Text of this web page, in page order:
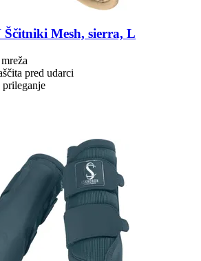
Ščitniki Mesh, sierra, L
pred udarci
prileganje